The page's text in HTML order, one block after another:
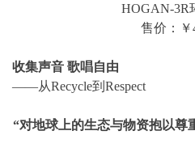
HOGAN-3R
售价：￥
收集声音 歌唱自由
——从Recycle到Respect
“对地球上的生态与物资抱以尊